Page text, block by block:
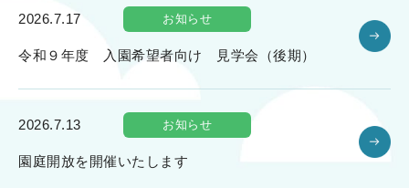
2026.7.17 お知らせ
令和９年度 入園希望者向け 見学会（後期）
2026.7.13 お知らせ
園庭開放を開催いたします